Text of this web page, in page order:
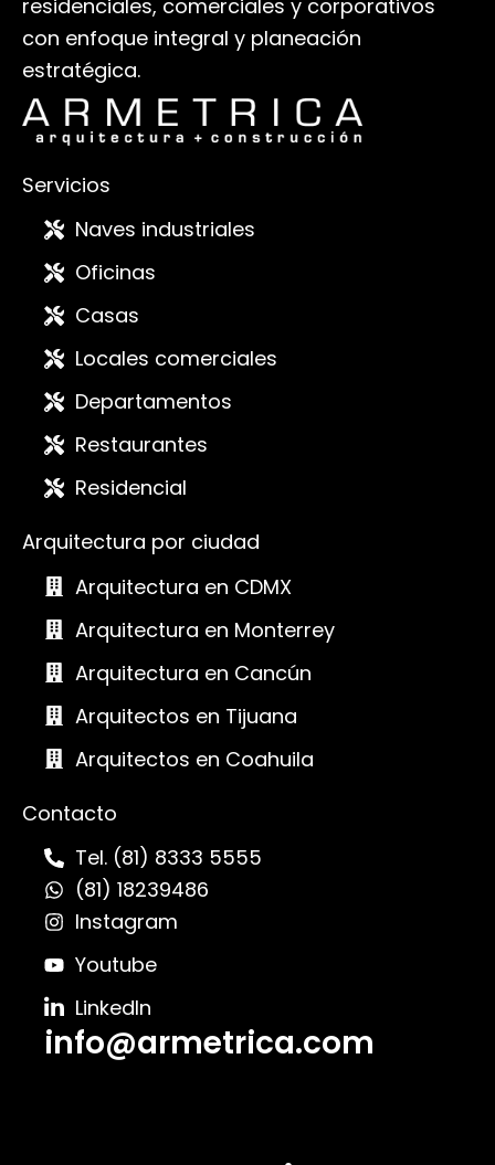
residenciales, comerciales y corporativos
con enfoque integral y planeación
estratégica.
Servicios
Naves industriales
Oficinas
Casas
Locales comerciales
Departamentos
Restaurantes
Residencial
Arquitectura por ciudad
Arquitectura en CDMX
Arquitectura en Monterrey
Arquitectura en Cancún
Arquitectos en Tijuana
Arquitectos en Coahuila
Contacto
Tel. (81) 8333 5555
(81) 18239486
Instagram
Youtube
LinkedIn
info@armetrica.com